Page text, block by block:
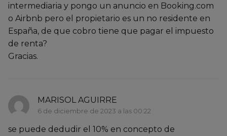
intermediaria y pongo un anuncio en Booking.com
o Airbnb pero el propietario es un no residente en
España, de que cobro tiene que pagar el impuesto
de renta?
Gracias.
MARISOL AGUIRRE
6 de diciembre de 2023 a las 00:22
se puede dedudir el 10% en concepto de